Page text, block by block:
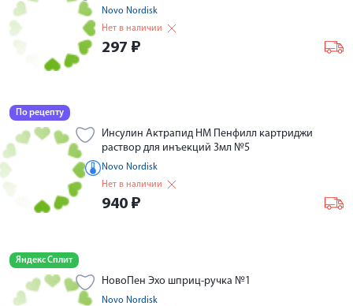
Novo Nordisk
Нет в наличии
297 ₽
По рецепту
Инсулин Актрапид НМ Пенфилл картриджи
раствор для инъекций 3мл №5
Novo Nordisk
Нет в наличии
940 ₽
Яндекс Сплит
НовоПен Эхо шприц-ручка №1
Novo Nordisk